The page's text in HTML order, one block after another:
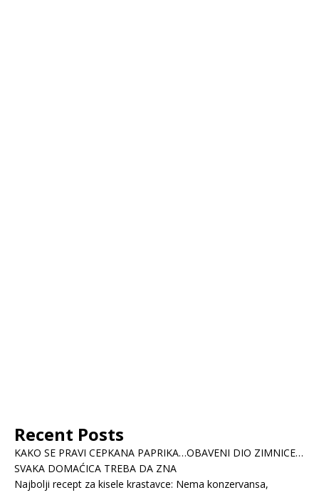
Recent Posts
KAKO SE PRAVI CEPKANA PAPRIKA…OBAVENI DIO ZIMNICE…
SVAKA DOMAĆICA TREBA DA ZNA
Najbolji recept za kisele krastavce: Nema konzervansa,